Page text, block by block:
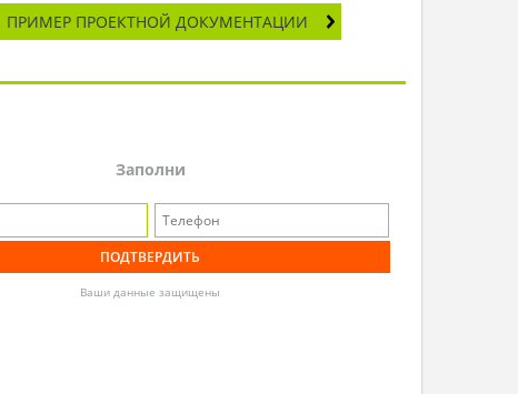
ПРИМЕР ПРОЕКТНОЙ ДОКУМЕНТАЦИИ
Заполни
Ваши данные защищены